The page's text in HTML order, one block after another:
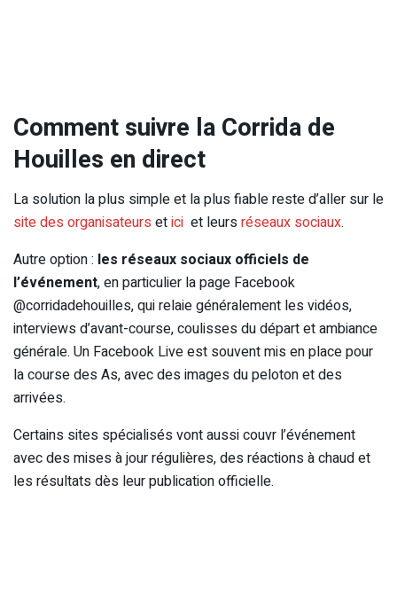
Comment suivre la Corrida de
Houilles en direct
La solution la plus simple et la plus fiable reste d’aller sur le
site des organisateurs etici et leursréseaux sociaux.
Autre option : les réseaux sociaux officiels de
l’événement, en particulier la page Facebook
@corridadehouilles, qui relaie généralement les vidéos,
interviews d’avant-course, coulisses du départ et ambiance
générale. Un Facebook Live est souvent mis en place pour
la course des As, avec des images du peloton et des
arrivées.
Certains sites spécialisés vont aussi couvr l’événement
avec des mises à jour régulières, des réactions à chaud et
les résultats dès leur publication officielle.